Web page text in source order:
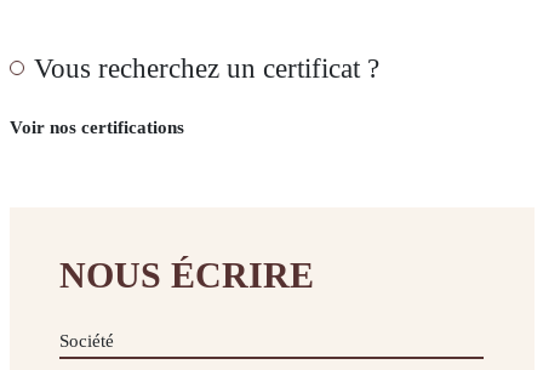
engagements
Actualités
Savoir-
Vous recherchez un certificat ?
Voir nos certifications
NOUS ÉCRIRE
Société